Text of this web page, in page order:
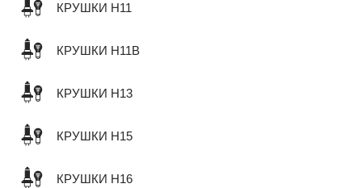
КРУШКИ H11
КРУШКИ H11B
КРУШКИ H13
КРУШКИ H15
КРУШКИ H16